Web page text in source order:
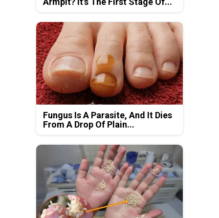
Fungus Is A Parasite, And It Dies
From A Drop Of Plain...